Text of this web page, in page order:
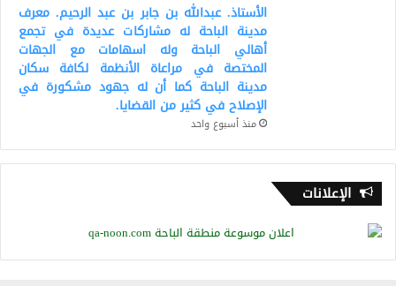
الأستاذ. عبدالله بن جابر بن عبد الرحيم. معرف
مدينة الباحة له مشاركات عديدة في تجمع
أهالي الباحة وله اسهامات مع الجهات
المختصة في مراعاة الأنظمة لكافة سكان
مدينة الباحة كما أن له جهود مشكورة في
الإصلاح في كثير من القضايا.
منذ أسبوع واحد
الإعلانات